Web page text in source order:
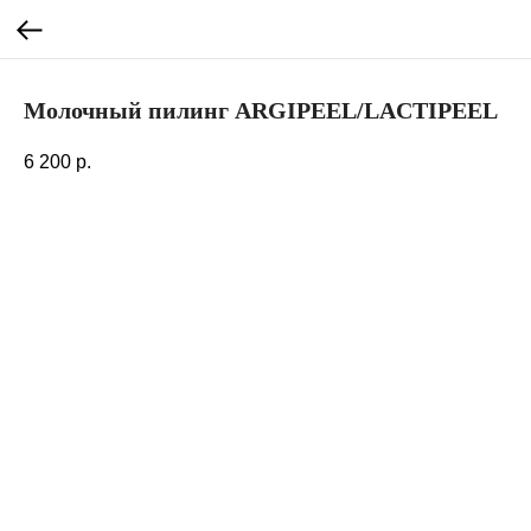
Молочный пилинг ARGIPEEL/LACTIPEEL
6 200 р.